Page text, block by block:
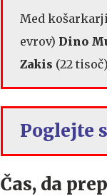
Med
evrov) Dino
Zakis (22
Poglejte
Čas, da